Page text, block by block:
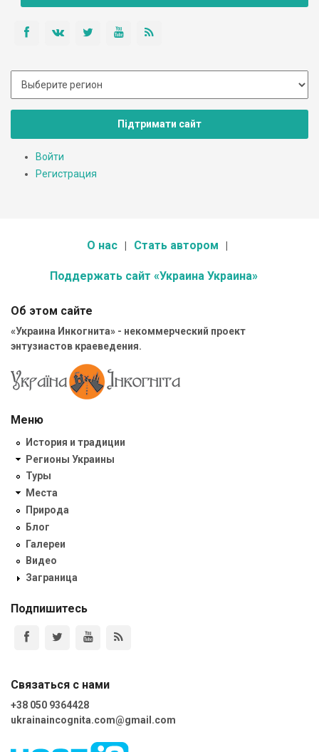
Підтримати сайт
Войти
Регистрация
О нас Стать автором
Поддержать сайт «Украина Украина»
Об этом сайте
«Украина Инкогнита» - некоммерческий проект
энтузиастов краеведения.
Меню
История и традиции
Регионы Украины
Туры
Места
Природа
Блог
Галереи
Видео
Заграница
Подпишитесь
Связаться с нами
+38 050 9364428
ukrainaincognita.com@gmail.com